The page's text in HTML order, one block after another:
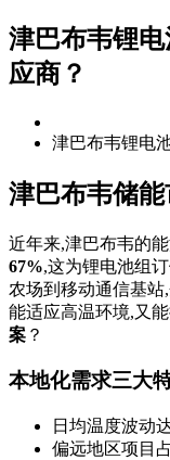
津巴布韦锂
应商？
津巴布韦锂电
津巴布韦储
近年来,津巴布韦的
67%,这为锂电池组
农场到移动通信基
能适应高温环境,又
案 ？
本地化需求三大
日均温度波动
偏远地区项目